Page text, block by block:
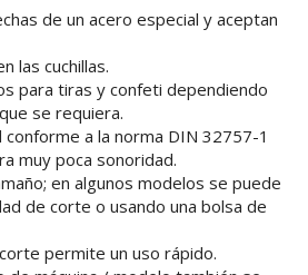
de un acero especial y aceptan
las cuchillas.
para tiras y confeti dependiendo
se requiera.
a la norma DIN 32757-1
muy poca sonoridad.
en algunos modelos se puede
de corte o usando una bolsa de
permite un uso rápido.